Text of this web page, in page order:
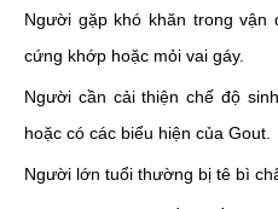
Người gặp khó khăn trong vận
cứng khớp hoặc mỏi vai gáy.
Người cần cải thiện chế độ
hoặc có các biểu hiện của Gout.
Người lớn tuổi thường bị tê bì